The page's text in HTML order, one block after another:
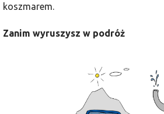
koszmarem.
Zanim wyruszysz w podróż